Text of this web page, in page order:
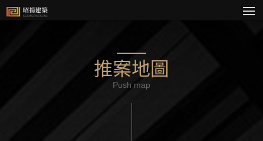
推案地圖
Push map